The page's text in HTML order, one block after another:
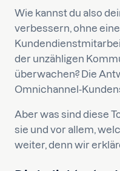
Wie kannst du also
verbessern, ohne
der unzähligen
überwachen? Die
Omnichannel-
Aber was sind diese
sie und vor allem,
weiter, denn wir